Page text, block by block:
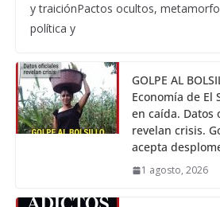
y traiciónPactos ocultos,
política y
GOLPE AL
Economía de El
en caída. Datos
revelan crisis.
acepta
1 agosto, 2026